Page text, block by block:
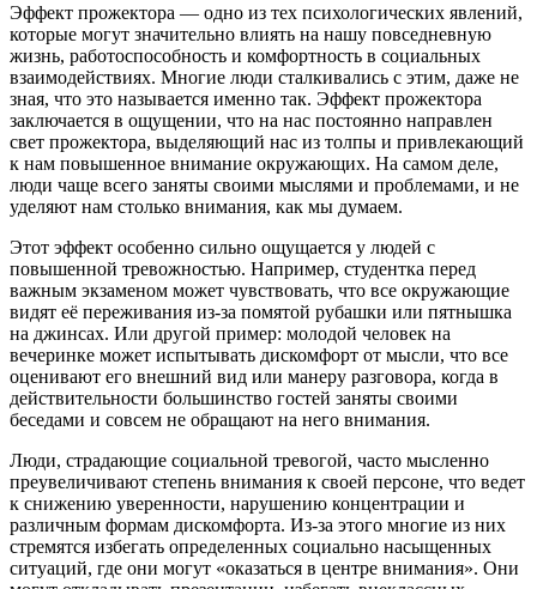
Эффект прожектора — одно из тех психологических явлений,
которые могут значительно влиять на нашу повседневную
жизнь, работоспособность и комфортность в социальных
взаимодействиях. Многие люди сталкивались с этим, даже не
зная, что это называется именно так. Эффект прожектора
заключается в ощущении, что на нас постоянно направлен
свет прожектора, выделяющий нас из толпы и привлекающий
к нам повышенное внимание окружающих. На самом деле,
люди чаще всего заняты своими мыслями и проблемами, и не
уделяют нам столько внимания, как мы думаем.
Этот эффект особенно сильно ощущается у людей с
повышенной тревожностью. Например, студентка перед
важным экзаменом может чувствовать, что все окружающие
видят её переживания из-за помятой рубашки или пятнышка
на джинсах. Или другой пример: молодой человек на
вечеринке может испытывать дискомфорт от мысли, что все
оценивают его внешний вид или манеру разговора, когда в
действительности большинство гостей заняты своими
беседами и совсем не обращают на него внимания.
Люди, страдающие социальной тревогой, часто мысленно
преувеличивают степень внимания к своей персоне, что ведет
к снижению уверенности, нарушению концентрации и
различным формам дискомфорта. Из-за этого многие из них
стремятся избегать определенных социально насыщенных
ситуаций, где они могут «оказаться в центре внимания». Они